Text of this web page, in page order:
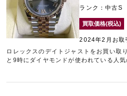
ランク：中古S
買取価格(税込)
2024年2月お取
ロレックスのデイトジャストをお買い取
と9時にダイヤモンドが使われている人
方が多いお品物をお送りいただけたため